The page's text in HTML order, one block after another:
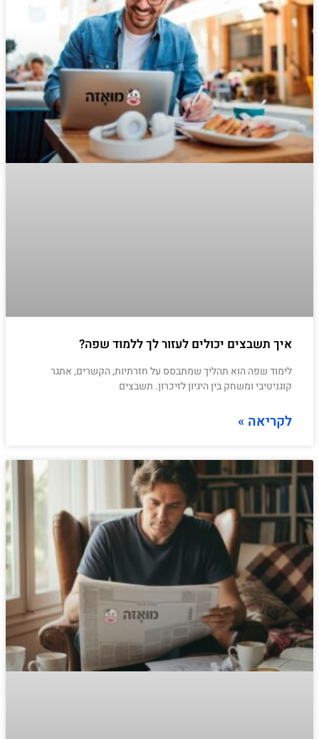
איך תשבצים יכולים לעזור לך ללמוד שפה?
לימוד שפה הוא תהליך שמתבסס על חזרתיות, הקשרים, אתגר
קוגניטיבי ומשחק בין היגיון לזיכרון. תשבצים
לקריאה »